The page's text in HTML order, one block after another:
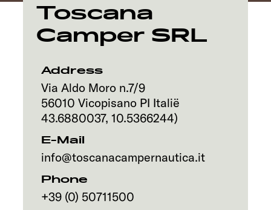
Ontdek
Toscana
Camper SRL
Address
Via Aldo Moro n.7/9
56010 Vicopisano PI Italië
43.6880037, 10.5366244)
E-Mail
info@toscanacampernautica.it
Phone
+39 (0) 50711500